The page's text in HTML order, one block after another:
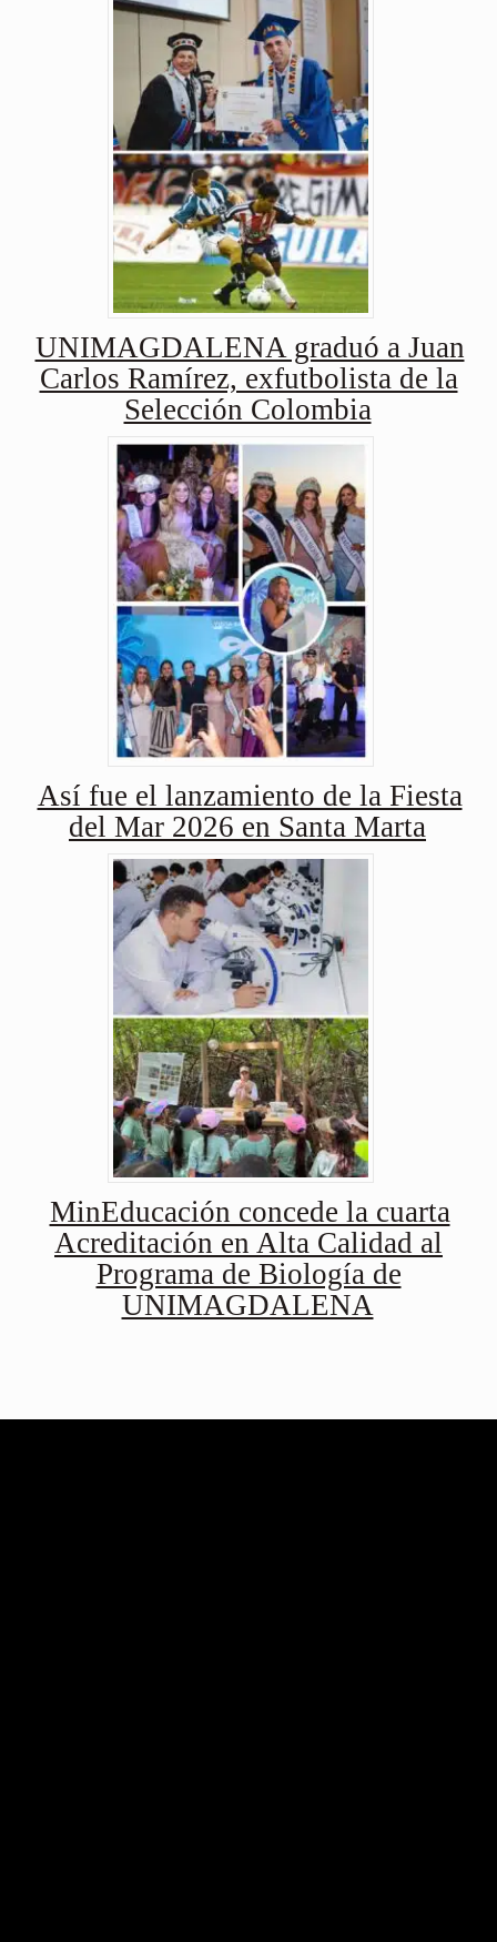
UNIMAGDALENA graduó a Juan
Carlos Ramírez, exfutbolista de la
Selección Colombia
Así fue el lanzamiento de la Fiesta
del Mar 2026 en Santa Marta
MinEducación concede la cuarta
Acreditación en Alta Calidad al
Programa de Biología de
UNIMAGDALENA